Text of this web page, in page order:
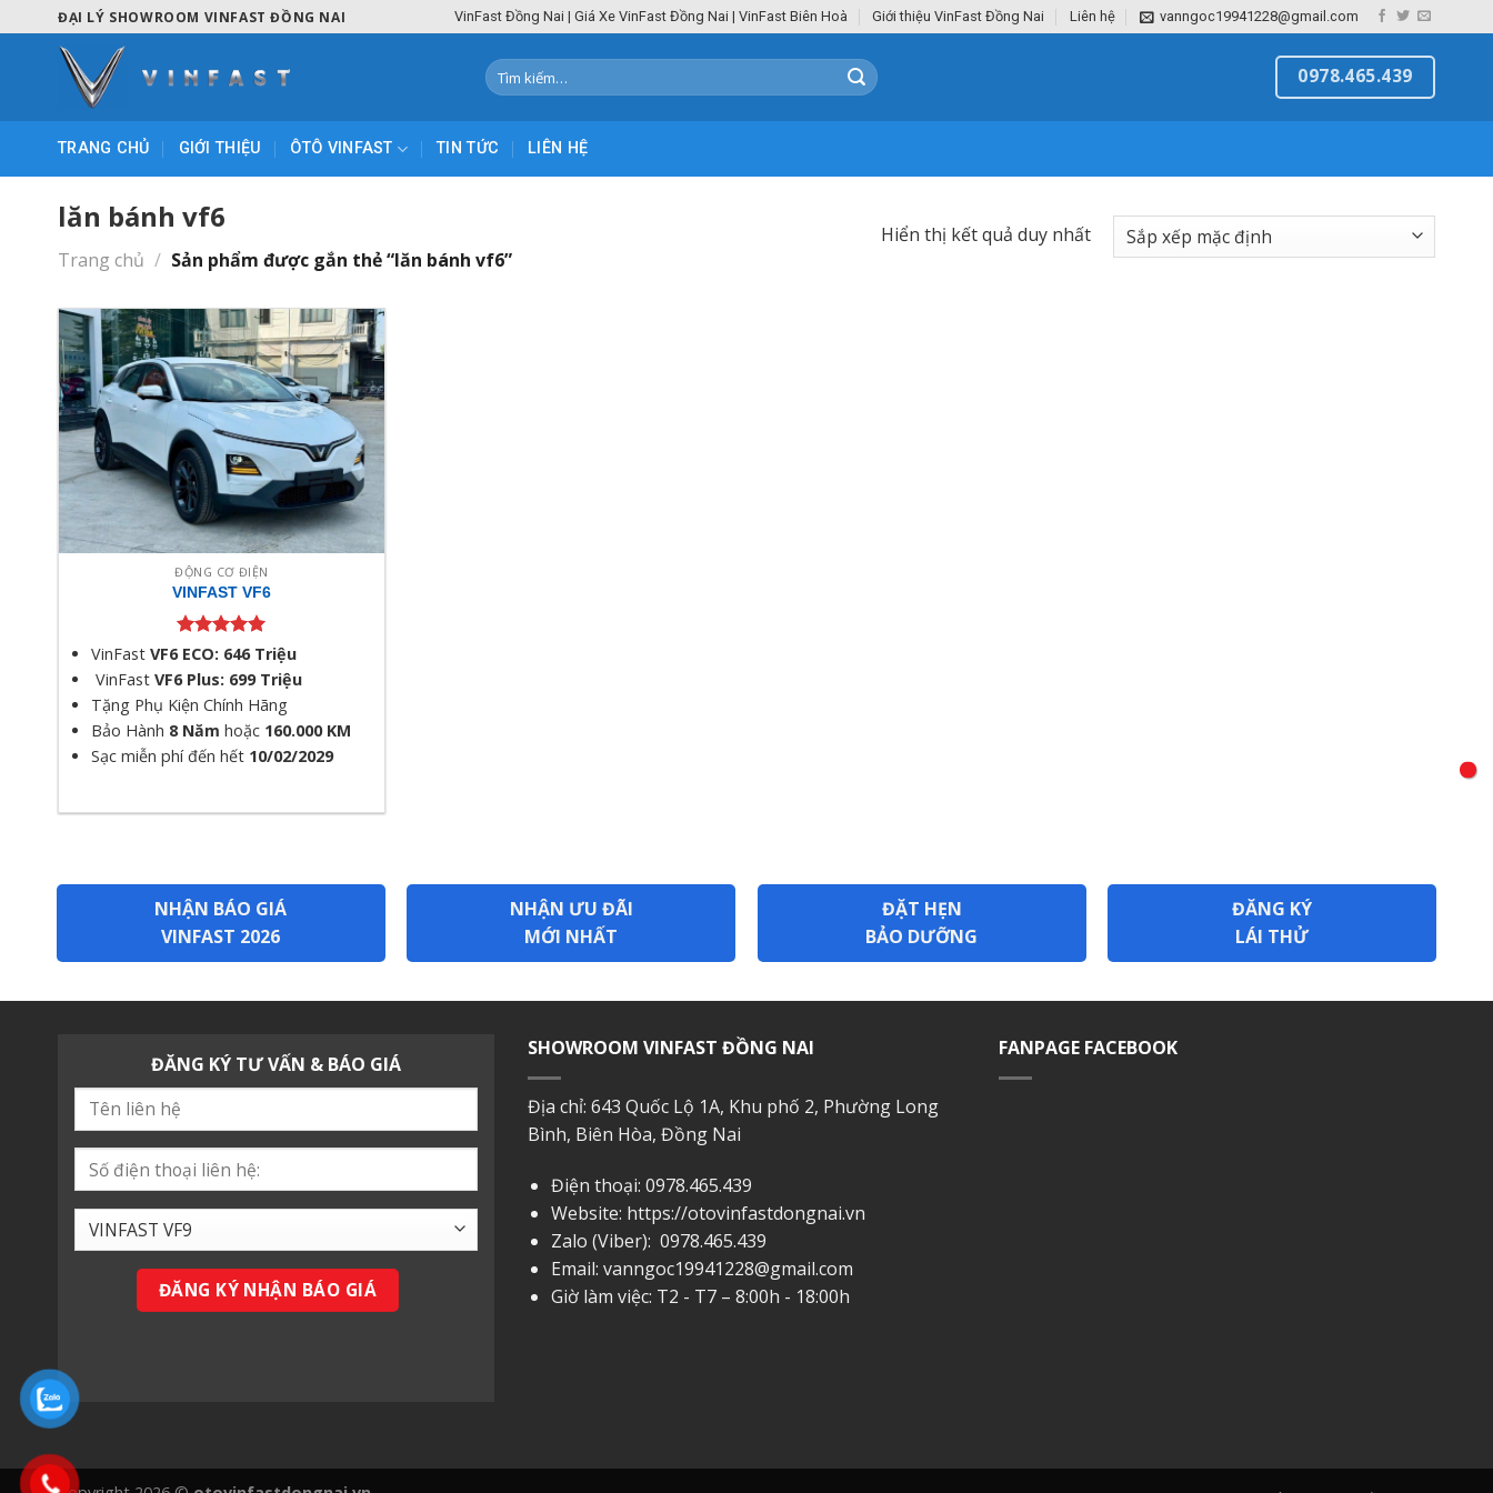
to
ĐẠI LÝ SHOWROOM VINFAST ĐỒNG NAI VinFast Đồng Nai | Giá Xe VinFast Đồng Nai | VinFast Biên Hoà Giới thiệu VinFast Đồng Nai Liên hệ vanngoc19941228@gmail.com
Tìm
kiếm:
0978.465.439
TRANG CHỦ GIỚI THIỆU ÔTÔ VINFAST TIN TỨC LIÊN HỆ
lăn bánh vf6
Trang chủ / Sản phẩm được gắn thẻ “lăn bánh vf6”
Hiển thị kết quả duy nhất
ĐỘNG CƠ ĐIỆN
VINFAST VF6
Được xếp
5 sao
VinFast VF6 ECO: 646 Triệu
VinFast VF6 Plus: 699 Triệu
Tặng Phụ Kiện Chính Hãng
Bảo Hành 8 Năm hoặc 160.000 KM
Sạc miễn phí đến hết10/02/2029
NHẬN BÁO GIÁ
VINFAST 2026
NHẬN ƯU ĐÃI
MỚI NHẤT
ĐẶT HẸN
BẢO DƯỠNG
ĐĂNG KÝ
LÁI THỬ
ĐĂNG KÝ TƯ VẤN & BÁO GIÁ
SHOWROOM VINFAST ĐỒNG NAI
Địa chỉ: 643 Quốc Lộ 1A, Khu phố 2, Phường Long
Bình, Biên Hòa, Đồng Nai
Điện thoại:0978.465.439
Website: https://otovinfastdongnai.vn
Zalo (Viber):0978.465.439
Email:vanngoc19941228@gmail.com
Giờ làm việc: T2 - T7 – 8:00h - 18:00h
FANPAGE FACEBOOK